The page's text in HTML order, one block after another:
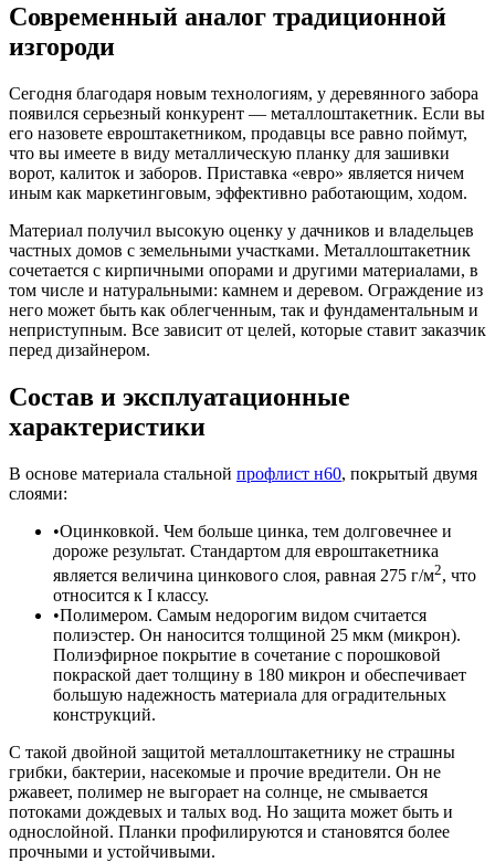
Современный аналог традиционной
изгороди
Сегодня благодаря новым технологиям, у деревянного забора
появился серьезный конкурент — металлоштакетник. Если вы
его назовете евроштакетником, продавцы все равно поймут,
что вы имеете в виду металлическую планку для зашивки
ворот, калиток и заборов. Приставка «евро» является ничем
иным как маркетинговым, эффективно работающим, ходом.
Материал получил высокую оценку у дачников и владельцев
частных домов с земельными участками. Металлоштакетник
сочетается с кирпичными опорами и другими материалами, в
том числе и натуральными: камнем и деревом. Ограждение из
него может быть как облегченным, так и фундаментальным и
неприступным. Все зависит от целей, которые ставит заказчик
перед дизайнером.
Состав и эксплуатационные
характеристики
В основе материала стальной профлист н60, покрытый двумя
слоями:
Оцинковкой. Чем больше цинка, тем долговечнее и
дороже результат. Стандартом для евроштакетника
является величина цинкового слоя, равная 275 г/м2, что
относится к I классу.
Полимером. Самым недорогим видом считается
полиэстер. Он наносится толщиной 25 мкм (микрон).
Полиэфирное покрытие в сочетание с порошковой
покраской дает толщину в 180 микрон и обеспечивает
большую надежность материала для оградительных
конструкций.
С такой двойной защитой металлоштакетнику не страшны
грибки, бактерии, насекомые и прочие вредители. Он не
ржавеет, полимер не выгорает на солнце, не смывается
потоками дождевых и талых вод. Но защита может быть и
однослойной. Планки профилируются и становятся более
прочными и устойчивыми.